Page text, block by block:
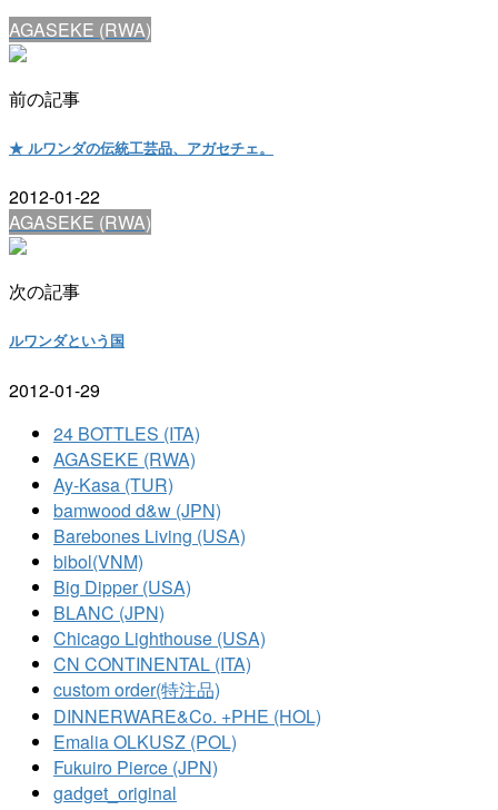
AGASEKE (RWA)
前の記事
★ ルワンダの伝統工芸品、アガセチェ。
2012-01-22
AGASEKE (RWA)
次の記事
ルワンダという国
2012-01-29
24 BOTTLES (ITA)
AGASEKE (RWA)
Ay-Kasa (TUR)
bamwood d&w (JPN)
Barebones Living (USA)
bibol(VNM)
Big Dipper (USA)
BLANC (JPN)
Chicago Lighthouse (USA)
CN CONTINENTAL (ITA)
custom order(特注品)
DINNERWARE&Co. +PHE (HOL)
Emalia OLKUSZ (POL)
Fukuiro Pierce (JPN)
gadget_original